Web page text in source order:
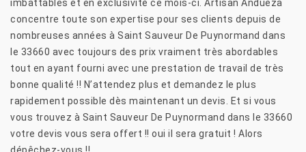
imbattables et en exclusivité ce mois-ci. Artisan Andueza
concentre toute son expertise pour ses clients depuis de
nombreuses années à Saint Sauveur De Puynormand dans
le 33660 avec toujours des prix vraiment très abordables
tout en ayant fourni avec une prestation de travail de très
bonne qualité !! N’attendez plus et demandez le plus
rapidement possible dès maintenant un devis. Et si vous
vous trouvez à Saint Sauveur De Puynormand dans le 33660
votre devis vous sera offert !! oui il sera gratuit ! Alors